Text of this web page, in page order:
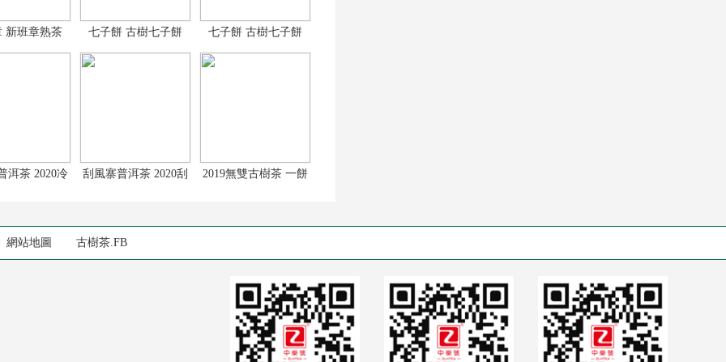
新班章熟茶
新班章古
七子餅 古樹七子餅
2017古樹普洱
七子餅 古樹七子餅
2017古樹普洱
洱茶 2020冷
刮風寨普洱茶 2020刮
2019無雙古樹茶 一餅
網站地圖 古樹茶.FB